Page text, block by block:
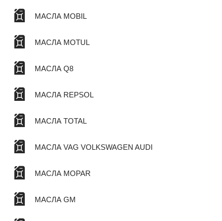
МАСЛА MOBIL
МАСЛА MOTUL
МАСЛА Q8
МАСЛА REPSOL
МАСЛА TOTAL
МАСЛА VAG VOLKSWAGEN AUDI
МАСЛА MOPAR
МАСЛА GM